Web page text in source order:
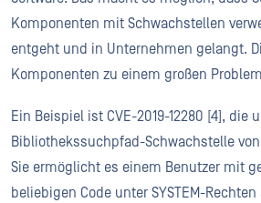
Komponenten mit Schwachstellen
entgeht und in Unternehmen gelangt.
Komponenten zu einem großen
Ein Beispiel ist CVE-2019-12280 [4], die
Bibliothekssuchpfad-Schwachstelle
Sie ermöglicht es einem Benutzer mit
beliebigen Code unter SYSTEM-